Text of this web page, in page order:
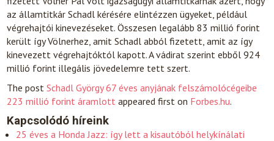
az államtitkár Schadl kérésére elintézzen ügyeket, például
végrehajtói kinevezéseket. Összesen legalább 83 millió forint
került így Völnerhez, amit Schadl abból fizetett, amit az így
kinevezett végrehajtóktól kapott. A vádirat szerint ebből 924
millió forint illegális jövedelemre tett szert.
The postSchadl György 67 éves anyjának felszámolócégeibe
223 millió forint áramlott appeared first on Forbes.hu.
Kapcsolódó híreink
25 éves a Honda Jazz: így lett a kisautóból helykínálati